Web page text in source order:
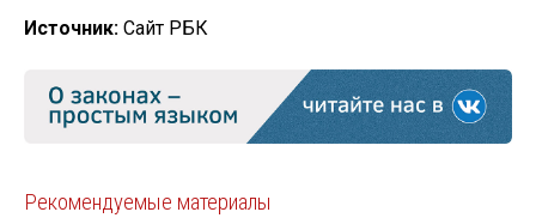
Источник: Сайт РБК
Рекомендуемые материалы